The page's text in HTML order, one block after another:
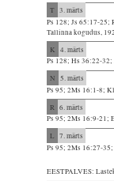
T 3. märts
Ps 128; Js 65:17-25;
Tallinna kogudus,
K 4. märts
Ps 128; Hs 36:22-32;
N 5. märts
Ps 95; 2Ms 16:1-8;
R 6. märts
Ps 95; 2Ms 16:9-21;
L 7. märts
Ps 95; 2Ms 16:27-
EESTPALVES: